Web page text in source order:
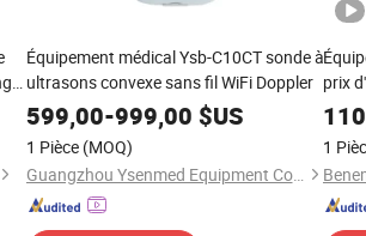
Équipement médical Ysb-C10CT sonde à
ultrasons convexe sans fil WiFi Doppler
599,00-999,00 $US
1 Pièce (MOQ)
Guangzhou Ysenmed Equipment Co., Ltd.
prix
1